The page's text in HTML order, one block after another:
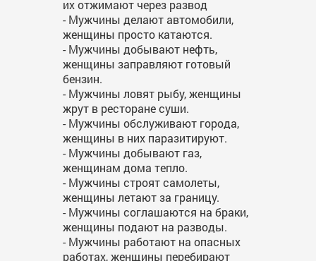
их отжимают через развод
- Мужчины делают автомобили,
женщины просто катаются.
- Мужчины добывают нефть,
женщины заправляют готовый
бензин.
- Мужчины ловят рыбу, женщины
жрут в ресторане суши.
- Мужчины обслуживают города,
женщины в них паразитируют.
- Мужчины добывают газ,
женщинам дома тепло.
- Мужчины строят самолеты,
женщины летают за границу.
- Мужчины соглашаются на браки,
женщины подают на разводы.
- Мужчины работают на опасных
работах, женщины перебирают